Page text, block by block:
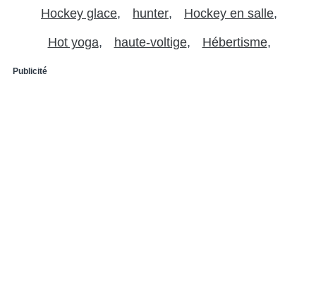
Hockey glace hunter Hockey en salle
Hot yoga haute-voltige Hébertisme
Publicité